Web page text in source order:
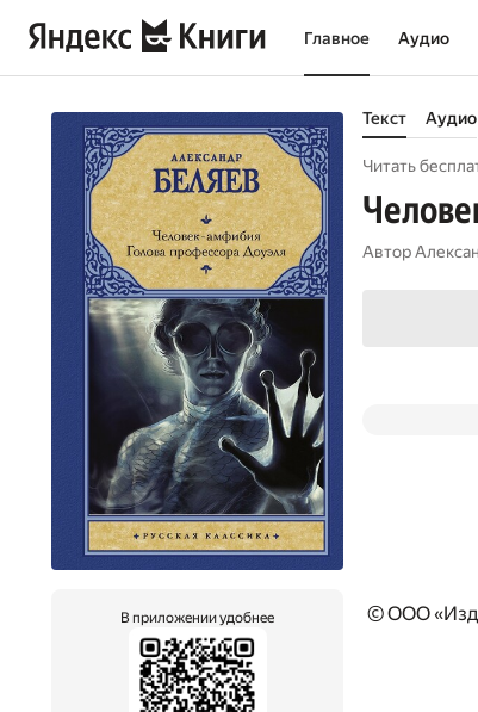
Главное Аудио
В приложении удобнее
Текст Аудио
Читать
Автор
© ООО